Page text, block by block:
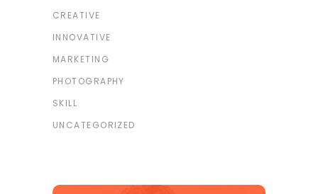
CREATIVE
INNOVATIVE
MARKETING
PHOTOGRAPHY
SKILL
UNCATEGORIZED